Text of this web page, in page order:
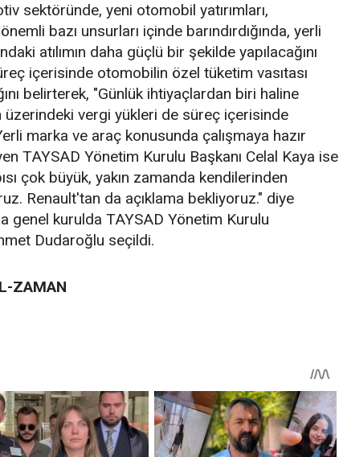
sektöründe, yeni otomobil yatırımları,
bazı unsurları içinde barındırdığında, yerli
atılımın daha güçlü bir şekilde yapılacağını
içerisinde otomobilin özel tüketim vasıtası
belirterek, "Günlük ihtiyaçlardan biri haline
üzerindeki vergi yükleri de süreç içerisinde
marka ve araç konusunda çalışmaya hazır
TAYSAD Yönetim Kurulu Başkanı Celal Kaya ise
çok büyük, yakın zamanda kendilerinden
Renault'tan da açıklama bekliyoruz." diye
genel kurulda TAYSAD Yönetim Kurulu
Dudaroğlu seçildi.
ZAMAN